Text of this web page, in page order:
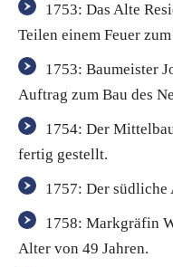
1753: Das Alte
Teilen einem Feuer
1753: Baumeister
Auftrag zum Bau des
1754: Der
fertig gestellt.
1757: Der südliche
1758: Markgräfin
Alter von 49 Jahren.